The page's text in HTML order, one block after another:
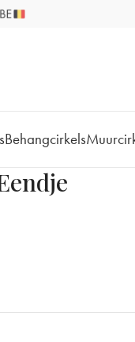
Behangcirkels